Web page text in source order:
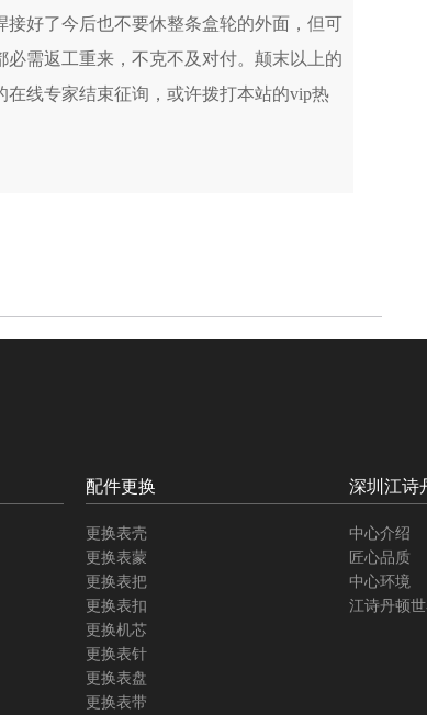
好了今后也不要休整条盒轮的外面，但可
需返工重来，不克不及对付。颠末以上的
线专家结束征询，或许拨打本站的vip热
配件更换
更换表壳
更换表蒙
更换表把
更换表扣
更换机芯
更换表针
更换表盘
更换表带
深圳江诗
中心介绍
匠心品质
中心环境
江诗丹顿